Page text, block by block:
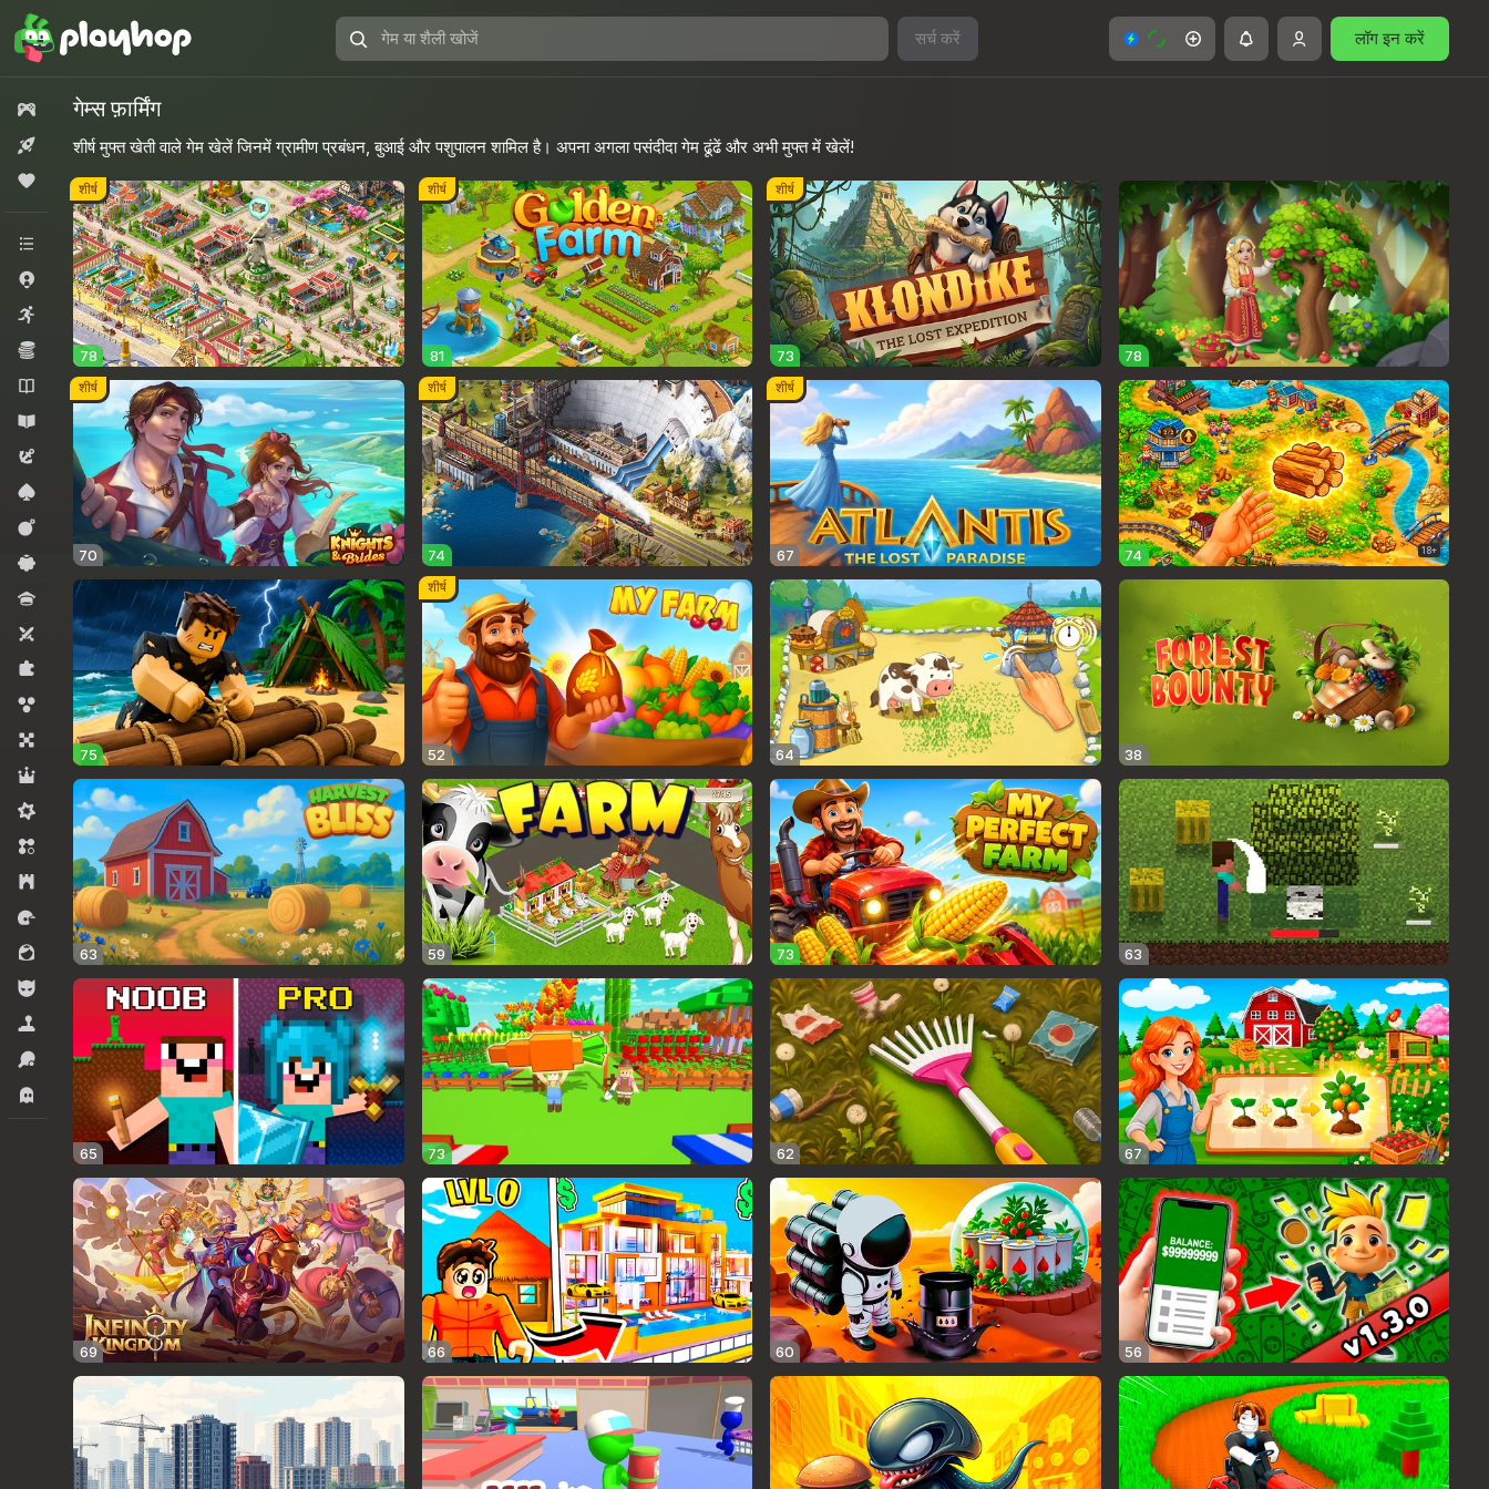
गेम
सर्च करें लॉग इन करें
सभी गेम्स
लोकप्रिय
सभी श्रेणियां
.io गेम्स
आर्केड
ईकोनॉमी
उपन्यास
एजुकेशनल
एडवेंचर
कैज़ुअल
क्विज़
टू प्लेयर्स
पज़ल्स
बबल शूटर्स
भूमिका निभाना
मिडकोर
रणनीति
रेसिंग
लड़कियों के लिए
लड़कों के लिए
स्पोर्ट्स
गेम्स फ़ार्मिंग
शीर्ष मुफ्त खेती वाले गेम खेलें जिनमें ग्रामीण प्रबंधन, बुआई और पशुपालन शामिल है। अपना अगला पसंदीदा गेम ढूंढें और अभी मुफ्त में खेलें!
78
शीर्ष
81
शीर्ष
73
शीर्ष
78
70
शीर्ष
74
शीर्ष
67
शीर्ष
74 18+
75 52
शीर्ष
64 38
63 59 73 63
65 73 62 67
69 66 60 56